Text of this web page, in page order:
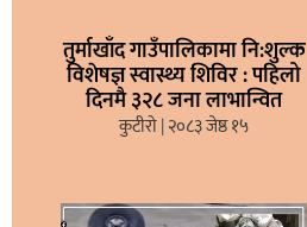
तुर्माखाँद गाउँपालिकामा नि:शुल्क
विशेषज्ञ स्वास्थ्य शिविर : पहिलो
दिनमै ३२८ जना लाभान्वित
कुटीरो २०८३ जेष्ठ १५